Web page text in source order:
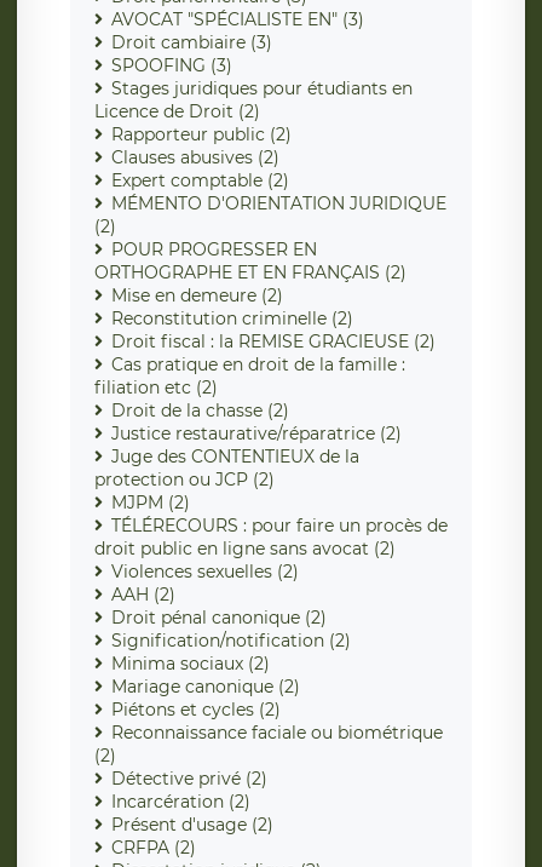
AVOCAT "SPÉCIALISTE EN" (3)
Droit cambiaire (3)
SPOOFING (3)
Stages juridiques pour étudiants en
Licence de Droit (2)
Rapporteur public (2)
Clauses abusives (2)
Expert comptable (2)
MÉMENTO D'ORIENTATION JURIDIQUE
(2)
POUR PROGRESSER EN
ORTHOGRAPHE ET EN FRANÇAIS (2)
Mise en demeure (2)
Reconstitution criminelle (2)
Droit fiscal : la REMISE GRACIEUSE (2)
Cas pratique en droit de la famille :
filiation etc (2)
Droit de la chasse (2)
Justice restaurative/réparatrice (2)
Juge des CONTENTIEUX de la
protection ou JCP (2)
MJPM (2)
TÉLÉRECOURS : pour faire un procès de
droit public en ligne sans avocat (2)
Violences sexuelles (2)
AAH (2)
Droit pénal canonique (2)
Signification/notification (2)
Minima sociaux (2)
Mariage canonique (2)
Piétons et cycles (2)
Reconnaissance faciale ou biométrique
(2)
Détective privé (2)
Incarcération (2)
Présent d'usage (2)
CRFPA (2)